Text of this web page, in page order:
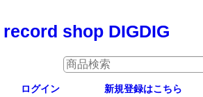
record shop DIGDIG
ログイン 新規登録はこちら